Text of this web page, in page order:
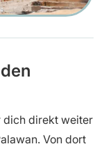
dich direkt weiter
Von dort